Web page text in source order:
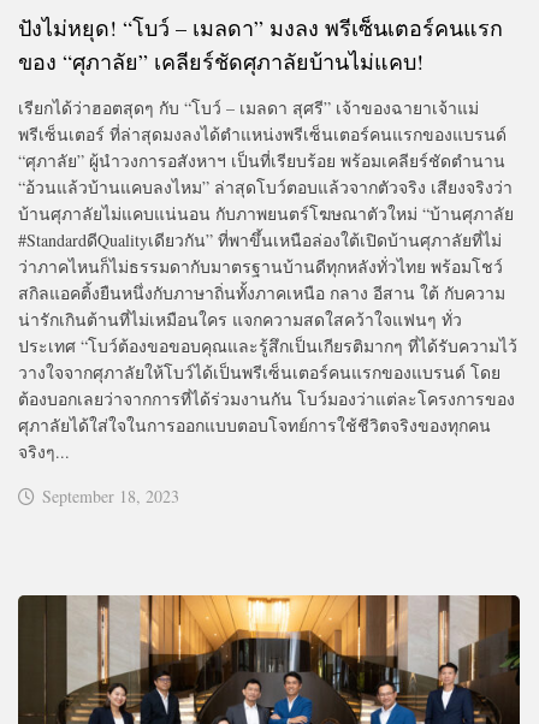
ปังไม่หยุด! “โบว์ – เมลดา” มงลง พรีเซ็นเตอร์คนแรก
ของ “ศุภาลัย” เคลียร์ชัดศุภาลัยบ้านไม่แคบ!
เรียกได้ว่าฮอตสุดๆ กับ “โบว์ – เมลดา สุศรี” เจ้าของฉายาเจ้าแม่
พรีเซ็นเตอร์ ที่ล่าสุดมงลงได้ตำแหน่งพรีเซ็นเตอร์คนแรกของแบรนด์
“ศุภาลัย” ผู้นำวงการอสังหาฯ เป็นที่เรียบร้อย พร้อมเคลียร์ชัดตำนาน
“อ้วนแล้วบ้านแคบลงไหม” ล่าสุดโบว์ตอบแล้วจากตัวจริง เสียงจริงว่า
บ้านศุภาลัยไม่แคบแน่นอน กับภาพยนตร์โฆษณาตัวใหม่ “บ้านศุภาลัย
#StandardดีQualityเดียวกัน” ที่พาขึ้นเหนือล่องใต้เปิดบ้านศุภาลัยที่ไม่
ว่าภาคไหนก็ไม่ธรรมดากับมาตรฐานบ้านดีทุกหลังทั่วไทย พร้อมโชว์
สกิลแอคติ้งยืนหนึ่งกับภาษาถิ่นทั้งภาคเหนือ กลาง อีสาน ใต้ กับความ
น่ารักเกินต้านที่ไม่เหมือนใคร แจกความสดใสคว้าใจแฟนๆ ทั่ว
ประเทศ “โบว์ต้องขอขอบคุณและรู้สึกเป็นเกียรติมากๆ ที่ได้รับความไว้
วางใจจากศุภาลัยให้โบว์ได้เป็นพรีเซ็นเตอร์คนแรกของแบรนด์ โดย
ต้องบอกเลยว่าจากการที่ได้ร่วมงานกัน โบว์มองว่าแต่ละโครงการของ
ศุภาลัยได้ใส่ใจในการออกแบบตอบโจทย์การใช้ชีวิตจริงของทุกคน
จริงๆ...
September 18, 2023